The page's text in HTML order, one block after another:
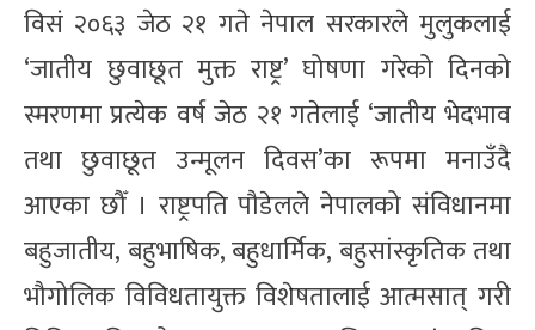
विसं २०६३ जेठ २१ गते नेपाल सरकारले मुलुकलाई
‘जातीय छुवाछूत मुक्त राष्ट्र’ घोषणा गरेको दिनको
स्मरणमा प्रत्येक वर्ष जेठ २१ गतेलाई ‘जातीय भेदभाव
तथा छुवाछूत उन्मूलन दिवस’का रूपमा मनाउँदै
आएका छौँ । राष्ट्रपति पौडेलले नेपालको संविधानमा
बहुजातीय, बहुभाषिक, बहुधार्मिक, बहुसांस्कृतिक तथा
भौगोलिक विविधतायुक्त विशेषतालाई आत्मसात् गरी